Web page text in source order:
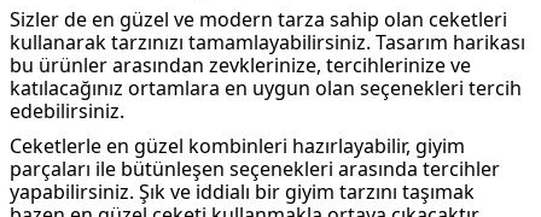
Sizler de en güzel ve modern tarza sahip olan ceketleri
kullanarak tarzınızı tamamlayabilirsiniz. Tasarım harikası
bu ürünler arasından zevklerinize, tercihlerinize ve
katılacağınız ortamlara en uygun olan seçenekleri tercih
edebilirsiniz.
Ceketlerle en güzel kombinleri hazırlayabilir, giyim
parçaları ile bütünleşen seçenekleri arasında tercihler
yapabilirsiniz. Şık ve iddialı bir giyim tarzını taşımak